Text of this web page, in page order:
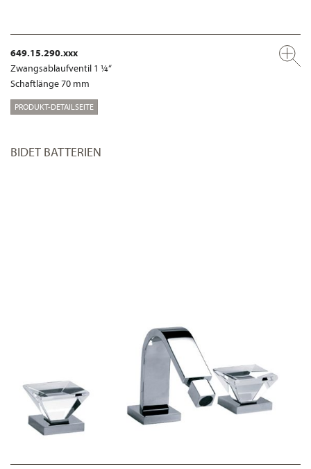
649.15.290.xxx
Zwangsablaufventil 1 ¼“
Schaftlänge 70 mm
PRODUKT-DETAILSEITE
BIDET BATTERIEN